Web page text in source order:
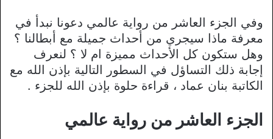
وفي الجزء العاشر من رواية عالمي دعونا نبدأ في
معرفة ماذا سيجري من أحداث جميلة مع أبطالنا ؟
وهل ستكون كل الأحداث مميزة ام لا ؟ لنعرف
إجابة ذلك التساؤل في السطور التالية بإذن الله مع
الكاتبة بنان عماد ، قراءة حلوة بإذن الله للجزء .
الجزء العاشر من رواية عالمي